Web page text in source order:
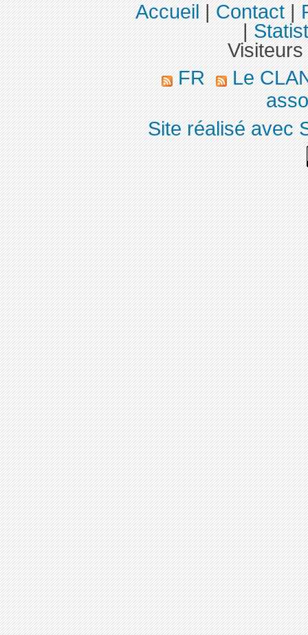
Accueil|Contact|
|
FR
Le
Site réalisé avec